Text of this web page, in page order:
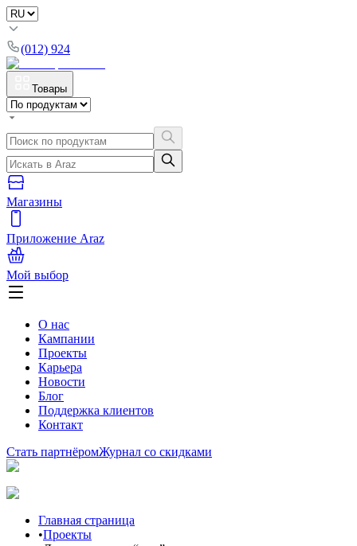
(012) 924
Товары
Магазины
Приложение Araz
Мой выбор
О нас
Кампании
Проекты
Карьера
Новости
Блог
Поддержка клиентов
Контакт
Стать партнёромЖурнал со скидками
Главная страница
•Проекты